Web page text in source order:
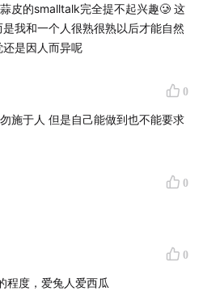
了。微微有点剧透，但不影响
不到72小时的人落泪？
相处72个小时的人，会让你
件套恋爱，而且不让人讨厌。
」前，先喜欢上了她们。
皮的smalltalk完全提不起兴趣🥲 这
我和一个人很熟很熟以后才能自然
是因人而异呢
0
施于人 但是自己能做到也不能要求
0
0
程度，爱兔人爱西瓜